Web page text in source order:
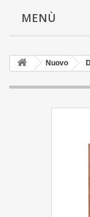
MENÙ
Nuovo